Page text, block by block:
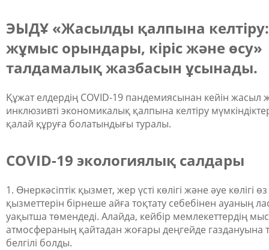
ЭЫДҰ «Жасылды қалпына келтіру:
жұмыс орындары, кіріс және өсу»
талдамалық жазбасын ұсынады.
Құжат елдердің COVID-19 пандемиясынан кейін жасыл
инклюзивті экономикалық қалпына келтіру
қалай құруға болатындығы туралы.
COVID-19 экологиялық салдары
1. Өнеркәсіптік қызмет, жер үсті көлігі және әуе көлігі өз
қызметтерін бірнеше айға тоқтату себебінен ауаның
уақытша төмендеді. Алайда, кейбір мемлекеттердің
атмосфераның қайтадан жоғары деңгейде газдануына
белгілі болды.